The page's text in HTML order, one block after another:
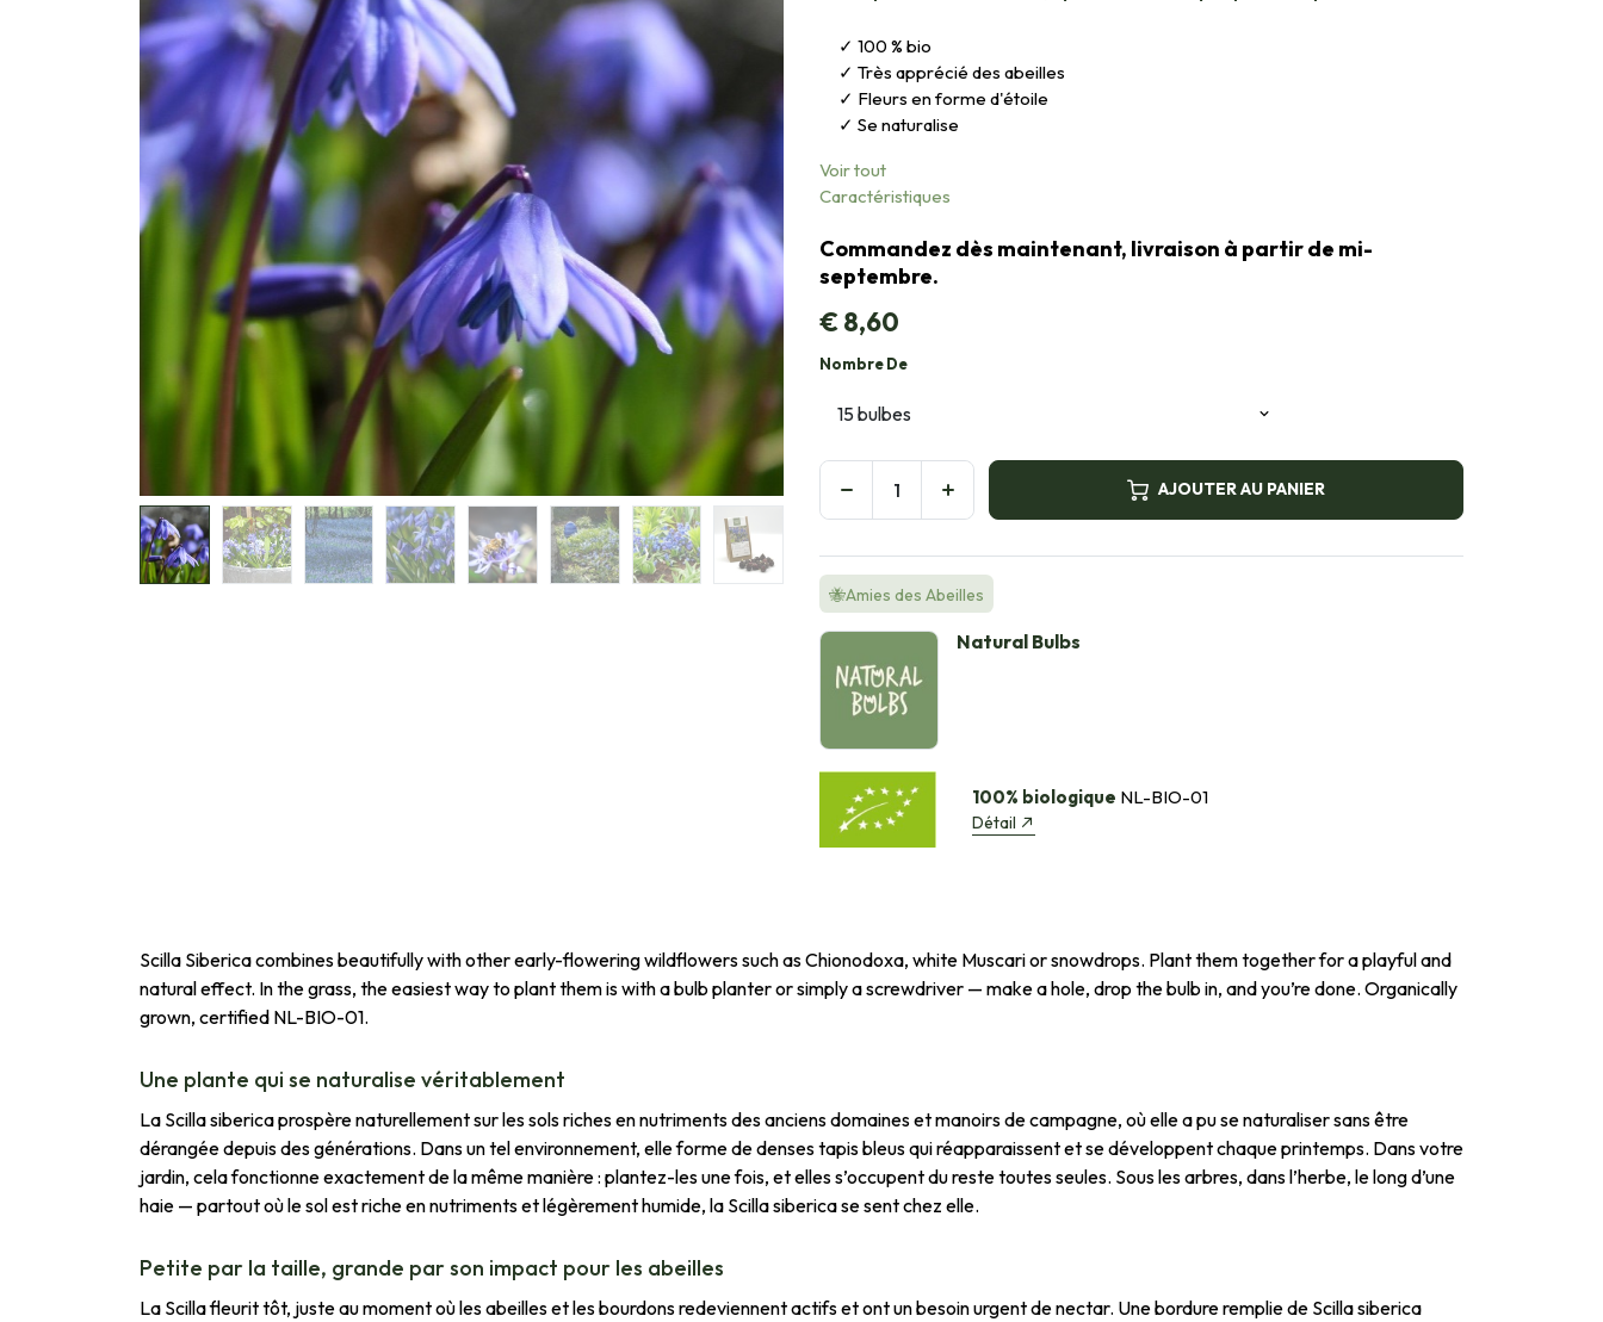
100 % bio
Très apprécié des abeilles
Fleurs en forme d'étoile
Se naturalise
Voir tout
Caractéristiques
Commandez dès maintenant, livraison à partir de mi-
septembre.
€8,60
Nombre De
AJOUTER AU PANIER
🐝Amies des Abeilles
Natural Bulbs
100% biologique NL-BIO-01
Détail
Scilla Siberica combines beautifully with other early-flowering wildflowers such as Chionodoxa, white Muscari or snowdrops. Plant them together for a playful and
natural effect. In the grass, the easiest way to plant them is with a bulb planter or simply a screwdriver — make a hole, drop the bulb in, and you’re done. Organically
grown, certified NL-BIO-01.
Une plante qui se naturalise véritablement
La Scilla siberica prospère naturellement sur les sols riches en nutriments des anciens domaines et manoirs de campagne, où elle a pu se naturaliser sans être
dérangée depuis des générations. Dans un tel environnement, elle forme de denses tapis bleus qui réapparaissent et se développent chaque printemps. Dans votre
jardin, cela fonctionne exactement de la même manière : plantez-les une fois, et elles s’occupent du reste toutes seules. Sous les arbres, dans l’herbe, le long d’une
haie — partout où le sol est riche en nutriments et légèrement humide, la Scilla siberica se sent chez elle.
Petite par la taille, grande par son impact pour les abeilles
La Scilla fleurit tôt, juste au moment où les abeilles et les bourdons redeviennent actifs et ont un besoin urgent de nectar. Une bordure remplie de Scilla siberica